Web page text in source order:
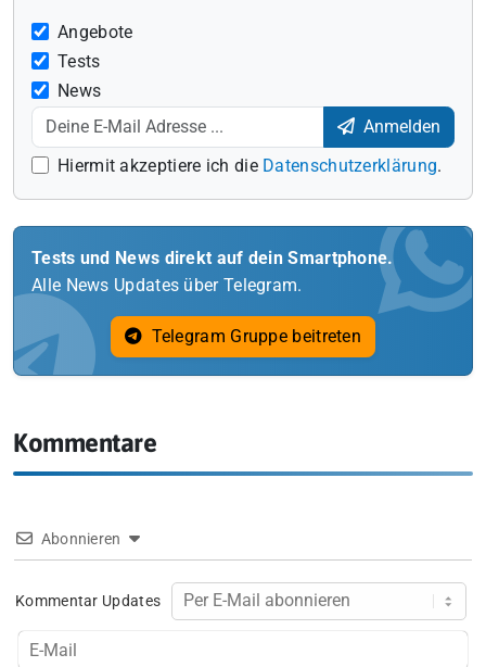
Angebote
Tests
News
Anmelden
Hiermit akzeptiere ich die Datenschutzerklärung.
Tests und News direkt auf dein Smartphone.
Alle News Updates über Telegram.
Telegram Gruppe beitreten
Kommentare
Abonnieren
Kommentar Updates